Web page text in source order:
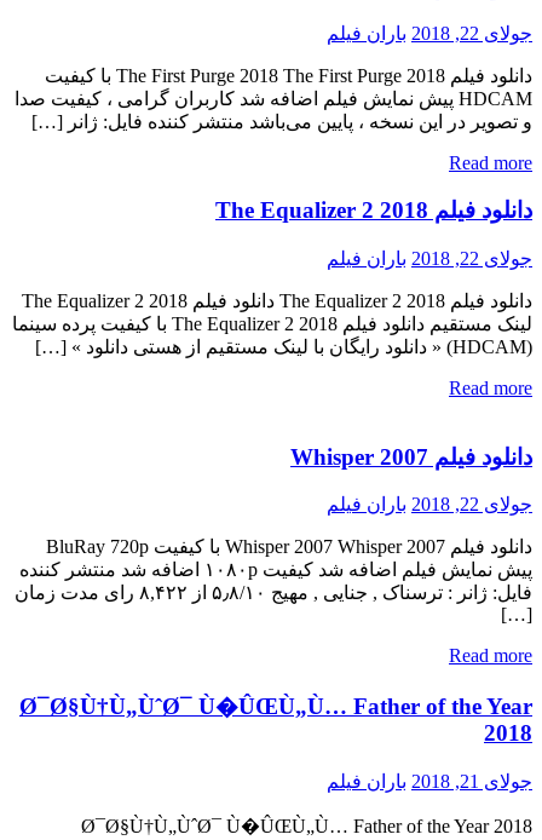
جولای 22, 2018 باران فیلم
دانلود فیلم The First Purge 2018 The First Purge 2018 با کیفیت
HDCAM پیش نمایش فیلم اضافه شد کاربران گرامی ، کیفیت صدا
و تصویر در این نسخه ، پایین می‌باشد منتشر کننده فایل: ژانر […]
Read more
دانلود فیلم The Equalizer 2 2018
جولای 22, 2018 باران فیلم
دانلود فیلم The Equalizer 2 2018 دانلود فیلم The Equalizer 2 2018
لینک مستقیم دانلود فیلم The Equalizer 2 2018 با کیفیت پرده سینما
(HDCAM) « دانلود رایگان با لینک مستقیم از هستی دانلود » […]
Read more
دانلود فیلم Whisper 2007
جولای 22, 2018 باران فیلم
دانلود فیلم Whisper 2007 Whisper 2007 با کیفیت BluRay 720p
پیش نمایش فیلم اضافه شد کیفیت ۱۰۸۰p اضافه شد منتشر کننده
فایل: ژانر : ترسناک , جنایی , مهیج ۵٫۸/۱۰ از ۸,۴۲۲ رای مدت زمان
[…]
Read more
Ø¯Ø§Ù†Ù„ÙˆØ¯ Ù�ÛŒÙ„Ù… Father of the Year
2018
جولای 21, 2018 باران فیلم
Ø¯Ø§Ù†Ù„ÙˆØ¯ Ù�ÛŒÙ„Ù… Father of the Year 2018